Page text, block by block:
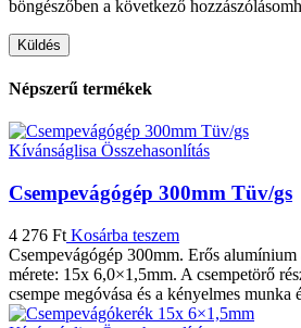
böngészőben a következő
Népszerű termékek
Kívánságlisa Összehasonlítás
Csempevágógép 300mm Tüv/gs
4 276 Ft Kosárba teszem
Csempevágógép 300mm. Erős
mérete: 15x 6,0×1,5mm. A csempetörő
csempe megóvása és a kényelmes munka